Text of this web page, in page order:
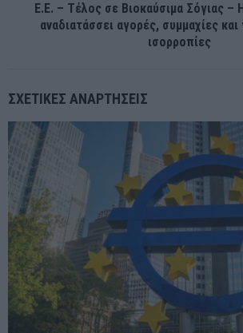
Ε.Ε. – Τέλος σε Βιοκαύσιμα Σόγιας
αναδιατάσσει αγορές, συμμαχίες
ισορροπίες
ΣΧΕΤΙΚΈΣ ΑΝΑΡΤΉΣΕΙΣ